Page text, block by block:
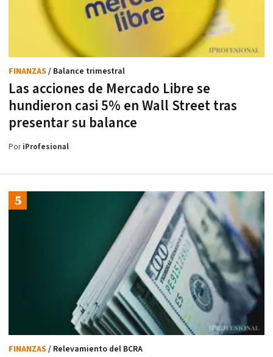
Las acciones de Mercado Libre se
hundieron casi 5% en Wall Street tras
presentar su balance
FINANZAS / Balance trimestral
PoriProfesional
FINANZAS / Relevamiento del BCRA